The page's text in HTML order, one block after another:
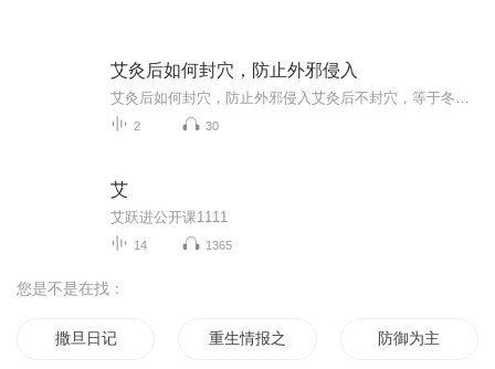
艾灸后如何封穴，防止外邪侵入
2 30
艾
艾跃进公开课1111
14 1365
您是不是在找：
撒旦日记 重生情报之王 防御为主